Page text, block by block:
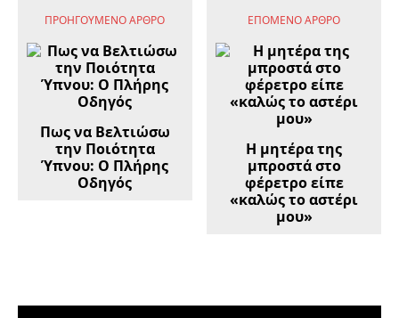
ΠΡΟΗΓΟΎΜΕΝΟ ΆΡΘΡΟ
Πως να Βελτιώσω
την Ποιότητα
Ύπνου: Ο Πλήρης
Οδηγός
ΕΠΌΜΕΝΟ ΆΡΘΡΟ
Η μητέρα της
μπροστά στο
φέρετρο είπε
«καλώς το αστέρι
μου»